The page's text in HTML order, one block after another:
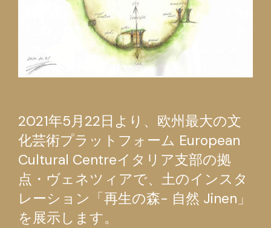
2021年5月22日より、欧州最大の文
化芸術プラットフォーム European
Cultural Centreイタリア支部の拠
点・ヴェネツィアで、土のインスタ
レーション「再生の森- 自然 Jinen」
を展示します。